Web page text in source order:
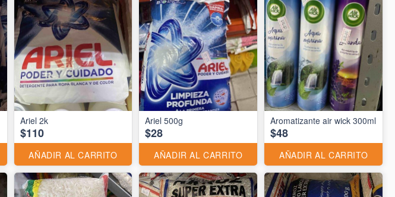
Ariel 2k
$110
AÑADIR AL CARRITO
Ariel 500g
$28
AÑADIR AL CARRITO
Aromatizante air wick 300ml
$48
AÑADIR AL CARRITO